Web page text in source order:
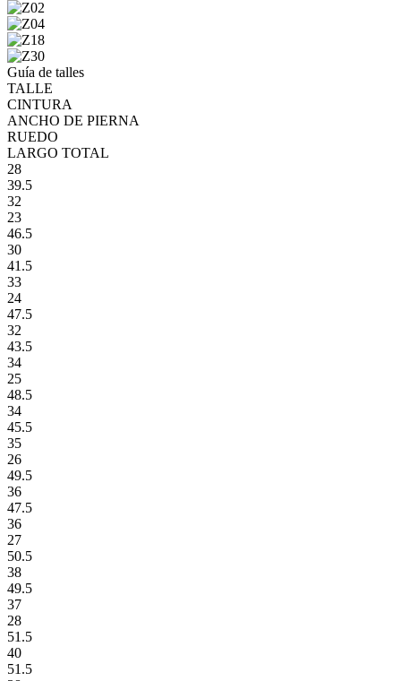
Guía de talles
TALLE
CINTURA
ANCHO DE PIERNA
RUEDO
LARGO TOTAL
28
39.5
32
23
46.5
30
41.5
33
24
47.5
32
43.5
34
25
48.5
34
45.5
35
26
49.5
36
47.5
36
27
50.5
38
49.5
37
28
51.5
40
51.5